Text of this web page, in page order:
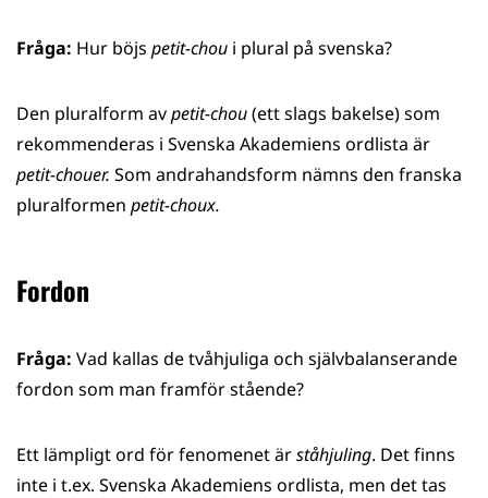
Fråga: Hur böjs petit-chou i plural på svenska?
Den pluralform avpetit-chou(ett slags bakelse) som
rekommenderas i Svenska Akademiens ordlista är
petit-chouer. Som andrahandsform nämns den franska
pluralformen petit-choux.
Fordon
Fråga: Vad kallas de tvåhjuliga och självbalanserande
fordon som man framför stående?
Ett lämpligt ord för fenomenet ärståhjuling. Det finns
inte i t.ex. Svenska Akademiens ordlista, men det tas